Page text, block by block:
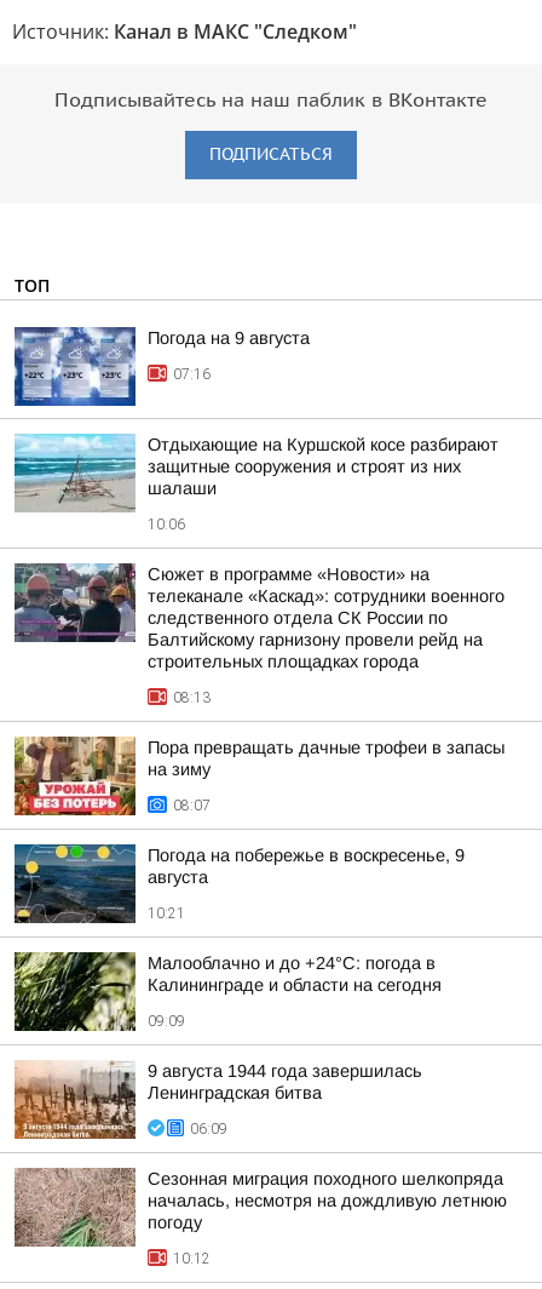
Источник: Канал в МАКС "Следком"
Подписывайтесь на наш паблик в ВКонтакте
ПОДПИСАТЬСЯ
ТОП
Погода на 9 августа
07:16
Отдыхающие на Куршской косе разбирают
защитные сооружения и строят из них
шалаши
10:06
Сюжет в программе «Новости» на
телеканале «Каскад»: сотрудники военного
следственного отдела СК России по
Балтийскому гарнизону провели рейд на
строительных площадках города
08:13
Пора превращать дачные трофеи в запасы
на зиму
08:07
Погода на побережье в воскресенье, 9
августа
10:21
Малооблачно и до +24°С: погода в
Калининграде и области на сегодня
09:09
9 августа 1944 года завершилась
Ленинградская битва
06:09
Сезонная миграция походного шелкопряда
началась, несмотря на дождливую летнюю
погоду
10:12